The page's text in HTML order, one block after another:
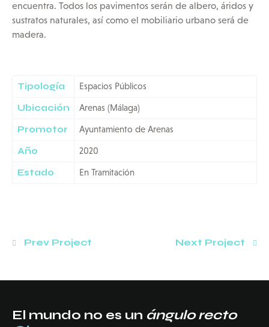
encuentra. Todos los pavimentos serán de albero, áridos y
sustratos naturales, así como el mobiliario urbano será de
madera.
Tipología Espacios Públicos
Ubicación Arenas (Málaga)
Promotor Ayuntamiento de Arenas
Año 2020
Estado En Tramitación
Prev Project Next Project
El mundo no es un ángulo recto